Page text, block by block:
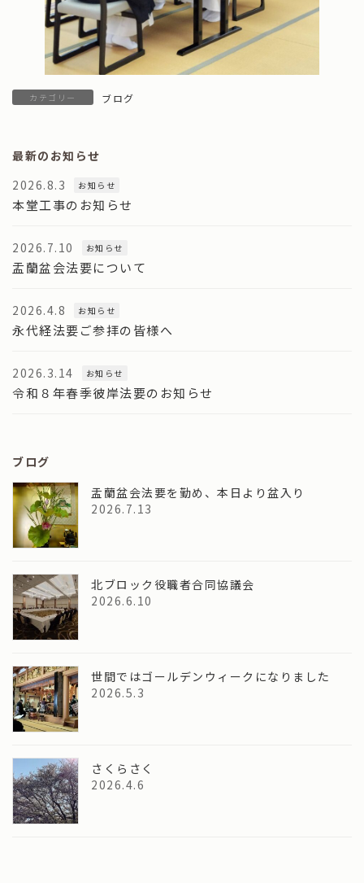
カテゴリー ブログ
最新のお知らせ
2026.8.3
お知らせ
本堂工事のお知らせ
2026.7.10 お知らせ
盂蘭盆会法要について
2026.4.8 お知らせ
永代経法要ご参拝の皆様へ
2026.3.14 お知らせ
令和８年春季彼岸法要のお知らせ
ブログ
盂蘭盆会法要を勤め、本日より盆入り
2026.7.13
北ブロック役職者合同協議会
2026.6.10
世間ではゴールデンウィークになりました
2026.5.3
さくらさく
2026.4.6